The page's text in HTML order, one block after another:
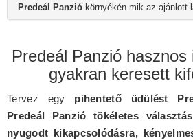
Predeál Panzió környékén mik az ajánlott
Predeál Panzió
gyakran keresett
Tervez egy pihentető üdülést
Predeál Panzió tökéletes választás
nyugodt kikapcsolódásra,